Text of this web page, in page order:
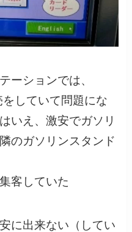
ーションでは、
していて問題にな
いえ、激安でガソリ
のガソリンスタンド
客していた
に出来ない（してい